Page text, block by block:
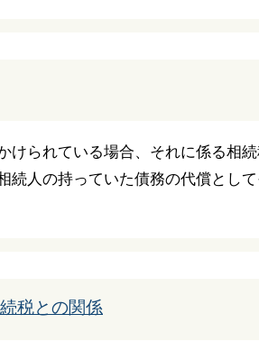
られている場合、それに係る相
続人の持っていた債務の代償とし
税との関係